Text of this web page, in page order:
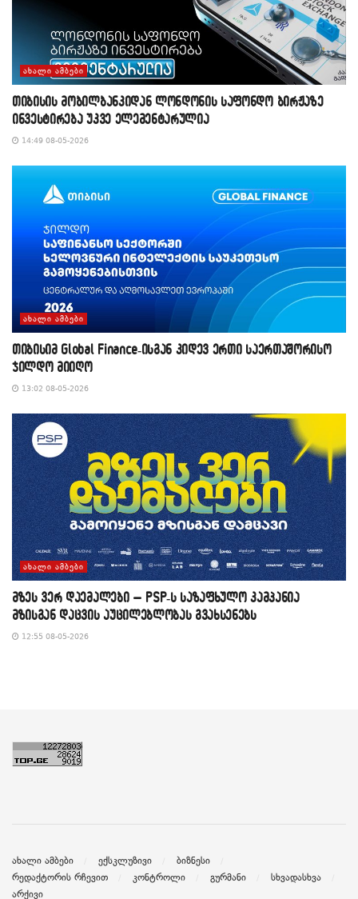
ᲐᲮᲐᲚᲘ ᲐᲛᲑᲔᲑᲘ
თიბისის მობილბანკიდან ლონდონის საფონდო ბირჟაზე
ინვესტირება უკვე ელემენტარულია
14:49 08-05-2026
ᲐᲮᲐᲚᲘ ᲐᲛᲑᲔᲑᲘ
თიბისიმ Global Finance-ისგან კიდევ ერთი საერთაშორისო
ჯილდო მიიღო
13:02 08-05-2026
ᲐᲮᲐᲚᲘ ᲐᲛᲑᲔᲑᲘ
მზეს ვერ დაემალები – PSP-ს საზაფხულო კამპანია
მზისგან დაცვის აუცილებლობას გვახსენებს
12:55 08-05-2026
ახალი ამბები ექსკლუზივი
ბიზნესი
რედაქტორის რჩევით
კონტროლი გურმანი
სხვადასხვა
არქივი